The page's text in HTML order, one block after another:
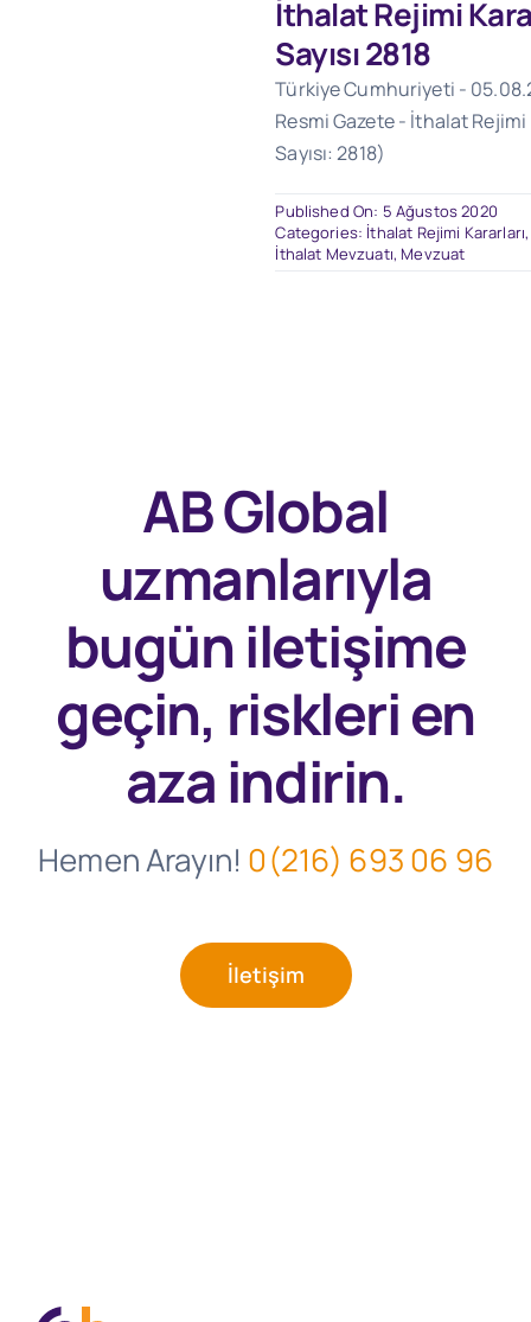
İthalat Rejimi
Sayısı 2818
Türkiye Cumhuriyeti -
Resmi Gazete - İthalat
Sayısı: 2818)
Published On: 5 Ağustos 2020
Categories: İthalat Rejimi Kararları
İthalat Mevzuatı, Mevzuat
AB Global
uzmanlarıyla
bugüniletişime
geçin, riskleri en
aza indirin.
Hemen Arayın! 0(216) 693 06 96
İletişim